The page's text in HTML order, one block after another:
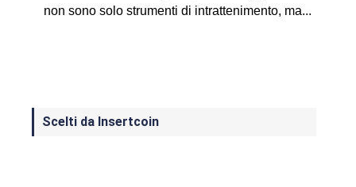
non sono solo strumenti di intrattenimento, ma...
Scelti da Insertcoin